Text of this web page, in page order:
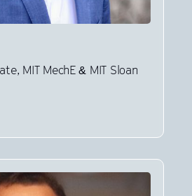
MIT MechE & MIT Sloan